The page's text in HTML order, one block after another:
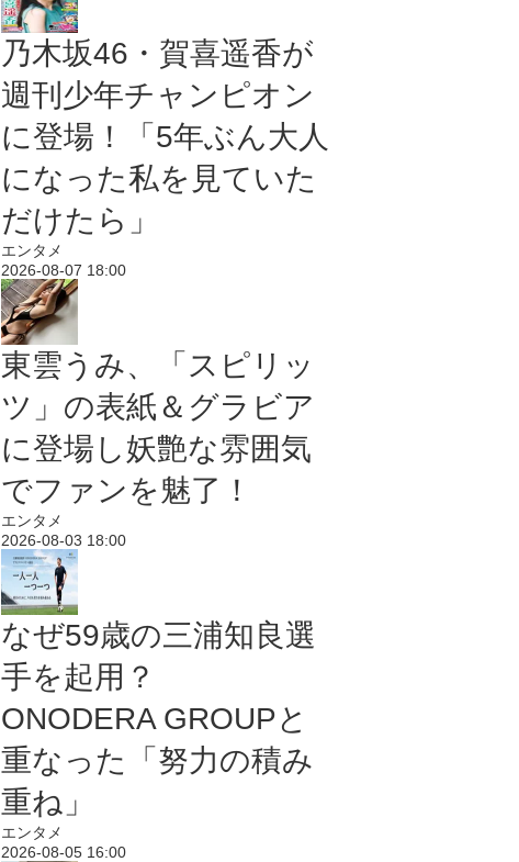
乃木坂46・賀喜遥香が
週刊少年チャンピオン
に登場！「5年ぶん大人
になった私を見ていた
だけたら」
エンタメ
2026-08-07 18:00
東雲うみ、「スピリッ
ツ」の表紙＆グラビア
に登場し妖艶な雰囲気
でファンを魅了！
エンタメ
2026-08-03 18:00
なぜ59歳の三浦知良選
手を起用？
ONODERA GROUPと
重なった「努力の積み
重ね」
エンタメ
2026-08-05 16:00